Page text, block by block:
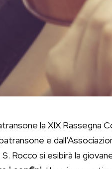
la XIX Rassegna
e
Rocco si esibirà la